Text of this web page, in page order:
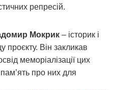
репресій.
Мокрик – історик і
проєкту. Він закликав
меморіалізації цих
про них для